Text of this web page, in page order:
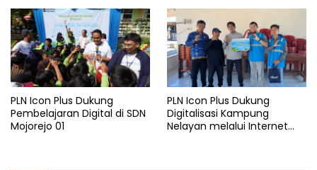
PLN Icon Plus Dukung
Pembelajaran Digital di SDN
Mojorejo 01
PLN Icon Plus Dukung
Digitalisasi Kampung
Nelayan melalui Internet